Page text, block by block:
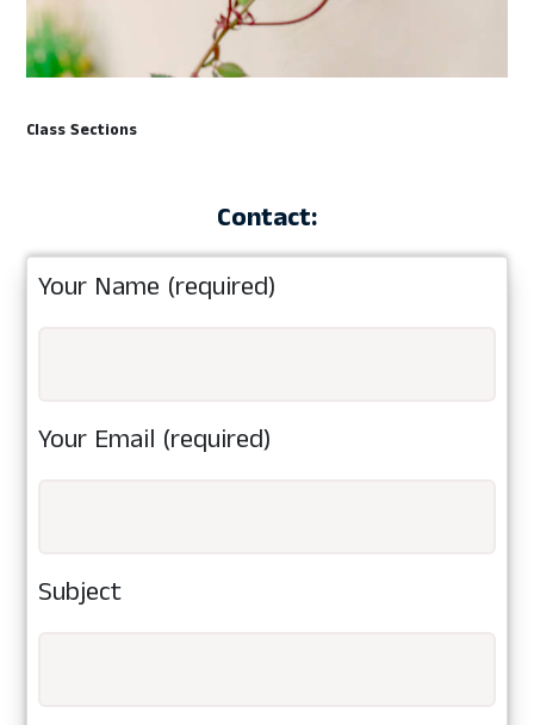
Class Sections
Contact:
Your Name (required)
Your Email (required)
Subject